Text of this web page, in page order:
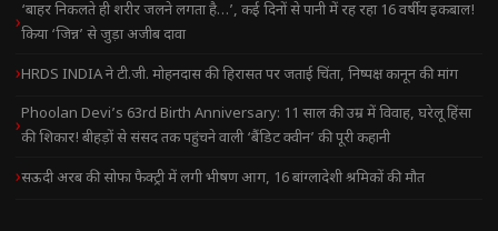
‘बाहर निकलते ही शरीर जलने लगता है…’, कई दिनों से पानी में रह रहा 16 वर्षीय इकबाल!
किया ‘जिन्न’ से जुड़ा अजीब दावा
HRDS INDIA ने टी.जी. मोहनदास की हिरासत पर जताई चिंता, निष्पक्ष कानून की मांग
Phoolan Devi’s 63rd Birth Anniversary: 11 साल की उम्र में विवाह, घरेलू हिंसा
की शिकार! बीहड़ों से संसद तक पहुंचने वाली ‘बैंडिट क्वीन’ की पूरी कहानी
सऊदी अरब की सोफा फैक्ट्री में लगी भीषण आग, 16 बांग्लादेशी श्रमिकों की मौत